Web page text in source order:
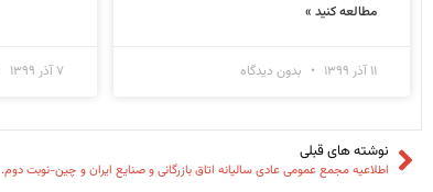
مطالعه کنید »
۱۱ آذر ۱۳۹۹ بدون دیدگاه ۷ آذر ۱۳۹۹
نوشته های قبلی
اطلاعیه مجمع عمومی عادی سالیانه اتاق بازرگانی و صنایع ایران و چین-نوبت دوم.